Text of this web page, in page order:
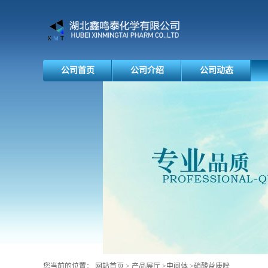
公司首页 公司介绍 公司动态
您当前的位置： 网站首页 > 产品展厅 >中间体 >硝酸益康唑